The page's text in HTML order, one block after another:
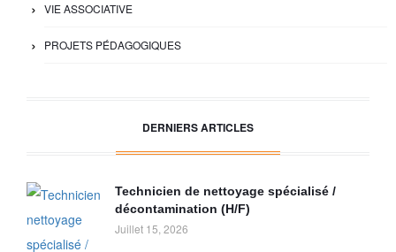
VIE ASSOCIATIVE
PROJETS PÉDAGOGIQUES
DERNIERS ARTICLES
Technicien de nettoyage spécialisé /
décontamination (H/F)
Juillet 15, 2026